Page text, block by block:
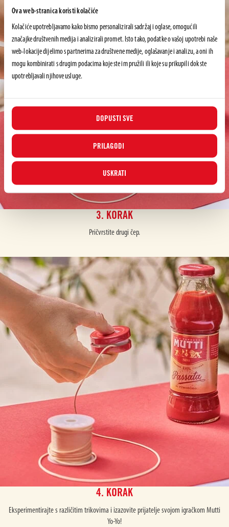
Ova web-stranica koristi kolačiće
Kolačiće upotrebljavamo kako bismo personalizirali sadržaj i oglase, omogućili
značajke društvenih medija i analizirali promet. Isto tako, podatke o vašoj upotrebi naše
web-lokacije dijelimo s partnerima za društvene medije, oglašavanje i analizu, a oni ih
mogu kombinirati s drugim podacima koje ste im pružili ili koje su prikupili dok ste
upotrebljavali njihove usluge.
DOPUSTI SVE
PRILAGODI
USKRATI
3. KORAK
Pričvrstite drugi čep.
4. KORAK
Eksperimentirajte s različitim trikovima i izazovite prijatelje svojom igračkom Mutti
Yo-Yo!